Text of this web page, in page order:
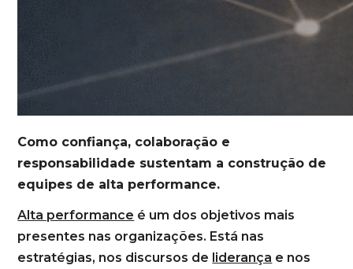
Como confiança, colaboração e
responsabilidade sustentam a construção de
equipes de alta performance.
Alta performance é um dos objetivos mais
presentes nas organizações. Está nas
estratégias, nos discursos de liderança e nos